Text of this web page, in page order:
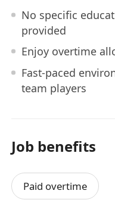
No specific
provided
Enjoy overtime
Fast-paced
team players
Job benefits
Paid overtime